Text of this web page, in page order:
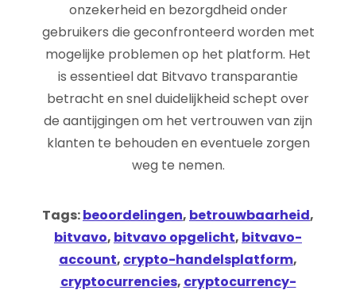
onzekerheid en bezorgdheid onder
gebruikers die geconfronteerd worden met
mogelijke problemen op het platform. Het
is essentieel dat Bitvavo transparantie
betracht en snel duidelijkheid schept over
de aantijgingen om het vertrouwen van zijn
klanten te behouden en eventuele zorgen
weg te nemen.
Tags:beoordelingen, betrouwbaarheid,
bitvavo, bitvavo opgelicht, bitvavo-
account, crypto-handelsplatform,
cryptocurrencies, cryptocurrency-